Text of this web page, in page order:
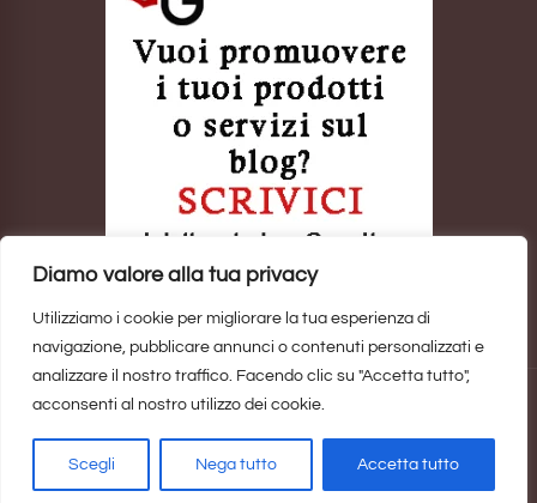
Diamo valore alla tua privacy
Utilizziamo i cookie per migliorare la tua esperienza di
navigazione, pubblicare annunci o contenuti personalizzati e
analizzare il nostro traffico. Facendo clic su "Accetta tutto",
acconsenti al nostro utilizzo dei cookie.
Scegli Nega tutto Accetta tutto
Sito realizzato daMarina Galatioto. ©2025 Tutti i Diritti Riservati -
Privacy Policy
Privacy Policy Copyright, Privacy & Cookies Policy